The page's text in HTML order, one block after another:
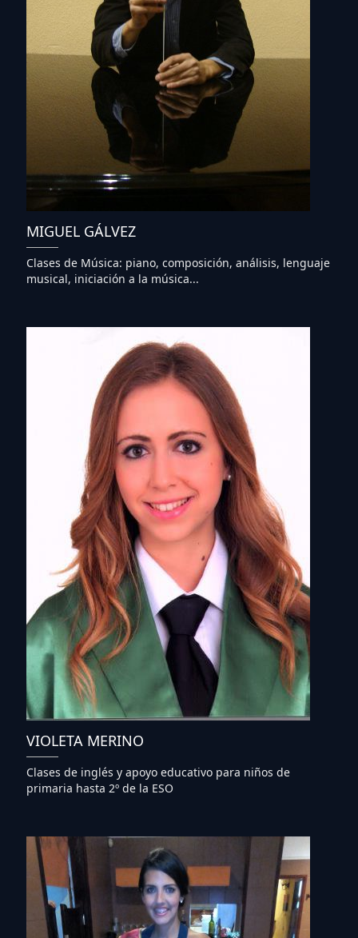
MIGUEL GÁLVEZ
Clases de Música: piano, composición, análisis, lenguaje
musical, iniciación a la música...
VIOLETA MERINO
Clases de inglés y apoyo educativo para niños de
primaria hasta 2º de la ESO